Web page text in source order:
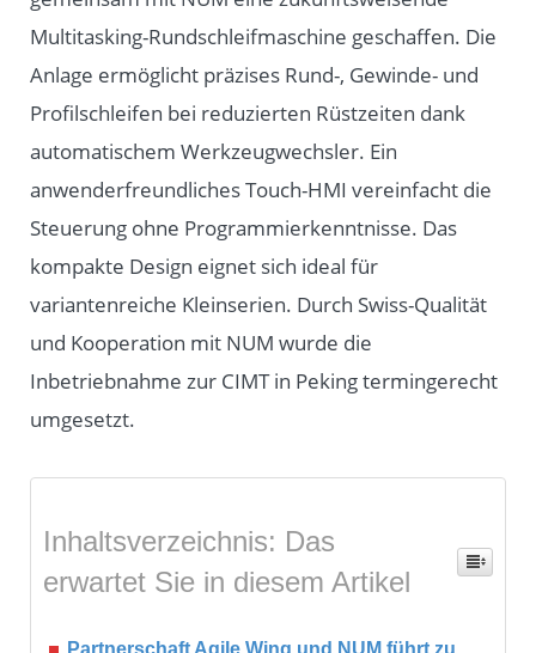
Multitasking-Rundschleifmaschine geschaffen. Die
Anlage ermöglicht präzises Rund-, Gewinde- und
Profilschleifen bei reduzierten Rüstzeiten dank
automatischem Werkzeugwechsler. Ein
anwenderfreundliches Touch-HMI vereinfacht die
Steuerung ohne Programmierkenntnisse. Das
kompakte Design eignet sich ideal für
variantenreiche Kleinserien. Durch Swiss-Qualität
und Kooperation mit NUM wurde die
Inbetriebnahme zur CIMT in Peking termingerecht
umgesetzt.
Inhaltsverzeichnis: Das
erwartet Sie in diesem Artikel